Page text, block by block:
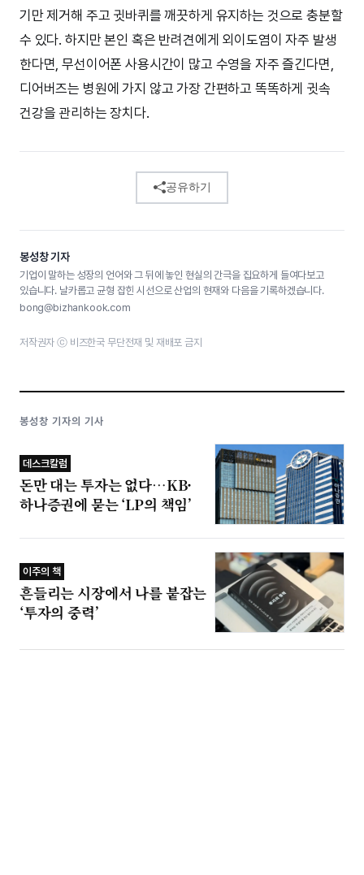
기만 제거해 주고 귓바퀴를 깨끗하게 유지하는 것으로 충분할
수 있다. 하지만 본인 혹은 반려견에게 외이도염이 자주 발생
한다면, 무선이어폰 사용시간이 많고 수영을 자주 즐긴다면,
디어버즈는 병원에 가지 않고 가장 간편하고 똑똑하게 귓속
건강을 관리하는 장치다.
공유하기
봉성창 기자
기업이 말하는 성장의 언어와 그 뒤에 놓인 현실의 간극을 집요하게 들여다보고
있습니다. 날카롭고 균형 잡힌 시선으로 산업의 현재와 다음을 기록하겠습니다.
bong@bizhankook.com
저작권자 ⓒ 비즈한국 무단전재 및 재배포 금지
봉성창 기자의 기사
데스크칼럼
돈만 대는 투자는 없다…KB·
하나증권에 묻는 ‘LP의 책임’
이주의 책
흔들리는 시장에서 나를 붙잡는
‘투자의 중력’